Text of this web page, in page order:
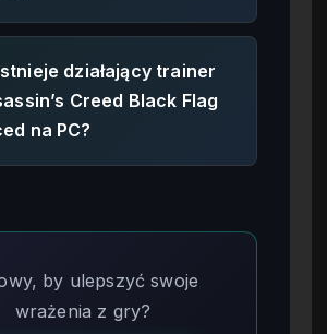
działający trainer
Creed Black Flag
na PC?
by ulepszyć swoje
wrażenia z gry?